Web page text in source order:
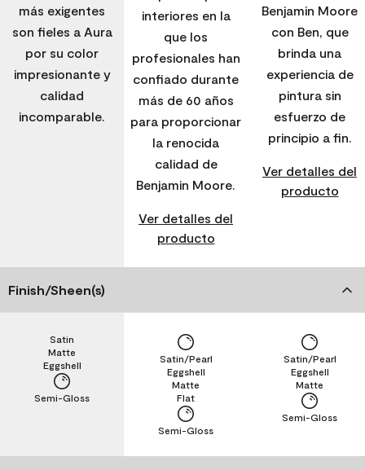
más exigentes
son fieles a Aura
por su color
impresionante y
calidad
incomparable.
interiores en la
que los
profesionales han
confiado durante
más de 60 años
para proporcionar
la renocida
calidad de
Benjamin Moore.
Ver detalles del
producto
Benjamin Moore
con Ben, que
brinda una
experiencia de
pintura sin
esfuerzo de
principio a fin.
Ver detalles del
producto
Finish/Sheen(s)
Semi-Gloss
Eggshell
Matte
Satin
Semi-Gloss
Flat
Matte
Eggshell
Satin/Pearl
Semi-Gloss
Matte
Eggshell
Satin/Pearl